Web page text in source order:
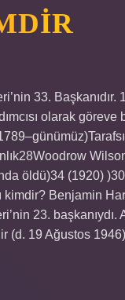
33. Başkanıdır.
olarak göreve
öldü)34 (1920)
kimdir? Benjamin
23. başkanıydı.
(d. 19 Ağustos